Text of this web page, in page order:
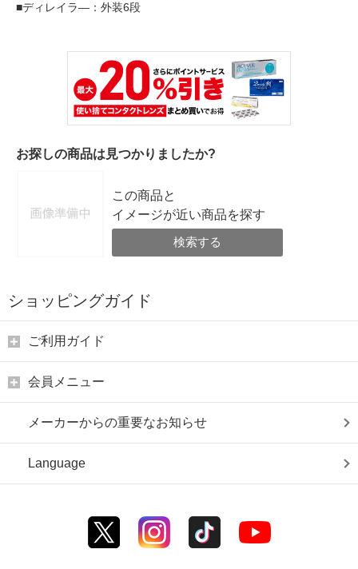
■ディレイラ―：外装6段
お探しの商品は見つかりましたか?
この商品と
イメージが近い商品を探す
検索する
ショッピングガイド
ご利用ガイド
会員メニュー
メーカーからの重要なお知らせ
Language